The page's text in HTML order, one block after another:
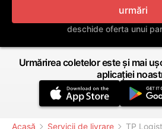
urmări
deschide oferta unui
Urmărirea coletelor este și mai
aplicației
Acasă Servicii de livrare TP